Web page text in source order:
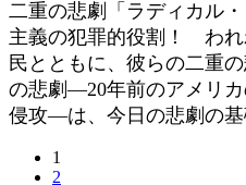
二重の悲劇「ラディカル
主義の犯罪的役割！ われ
民とともに、彼らの二重
の悲劇―20年前のアメリ
侵攻―は、今日の悲劇の
固
定
1
固
2